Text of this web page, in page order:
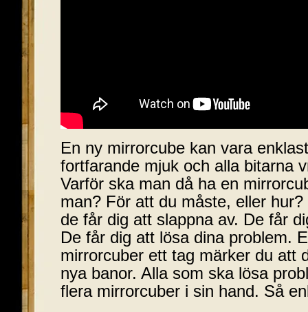
En ny mirrorcube kan vara
fortfarande mjuk och alla bitarna
Varför ska man då ha en
man? För att du måste, eller
de får dig att slappna av. De får
De får dig att lösa dina problem.
mirrorcuber ett tag märker du att
nya banor. Alla som ska lösa
flera mirrorcuber i sin hand. Så